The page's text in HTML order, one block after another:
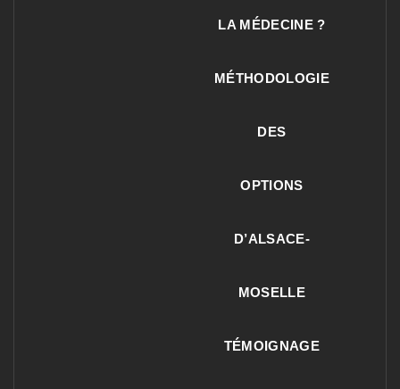
LA MÉDECINE ?
MÉTHODOLOGIE
DES
OPTIONS
D’ALSACE-
MOSELLE
TÉMOIGNAGE